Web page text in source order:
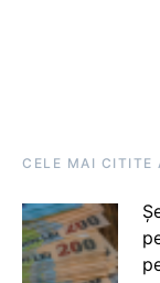
CELE MAI CITITE